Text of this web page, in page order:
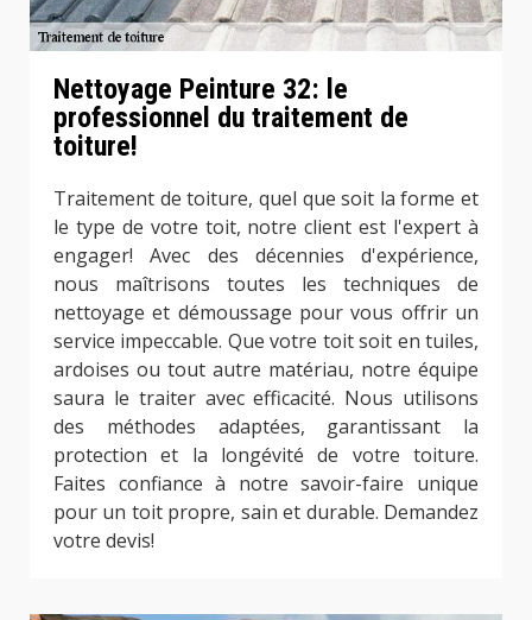
Nettoyage Peinture 32: le
professionnel du traitement de
toiture!
Traitement de toiture, quel que soit la forme et
le type de votre toit, notre client est l'expert à
engager! Avec des décennies d'expérience,
nous maîtrisons toutes les techniques de
nettoyage et démoussage pour vous offrir un
service impeccable. Que votre toit soit en tuiles,
ardoises ou tout autre matériau, notre équipe
saura le traiter avec efficacité. Nous utilisons
des méthodes adaptées, garantissant la
protection et la longévité de votre toiture.
Faites confiance à notre savoir-faire unique
pour un toit propre, sain et durable. Demandez
votre devis!